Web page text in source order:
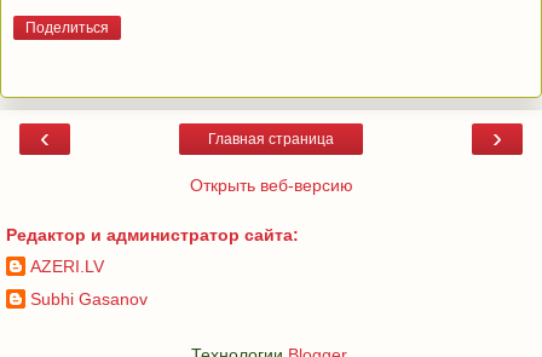
Поделиться
‹ ›
Главная страница
Открыть веб-версию
Редактор и администратор сайта:
AZERI.LV
Subhi Gasanov